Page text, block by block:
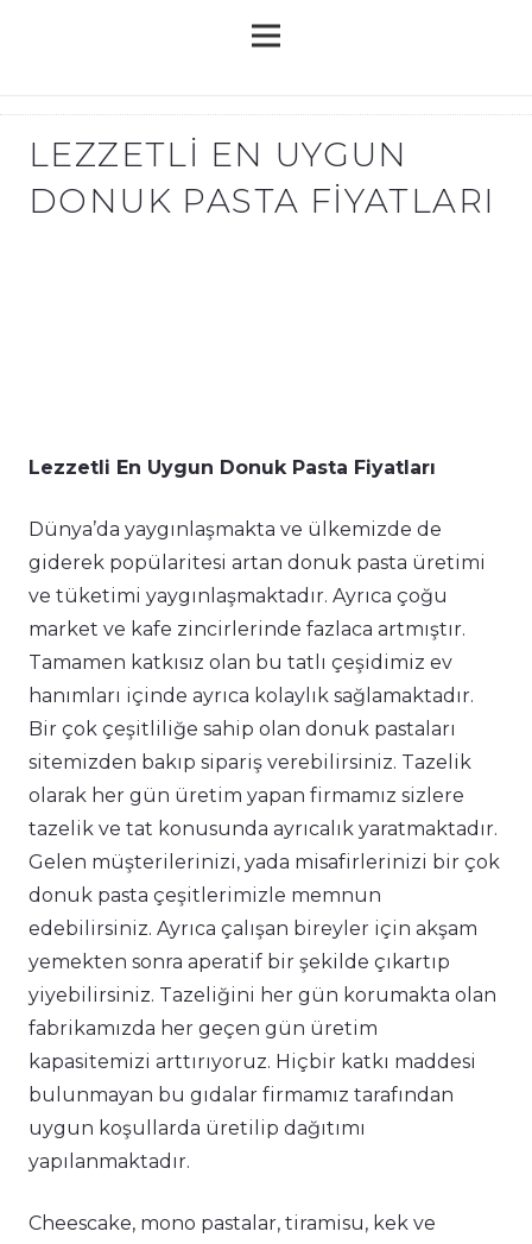
LEZZETLI EN UYGUN
DONUK PASTA FIYATLARI
Lezzetli En Uygun Donuk Pasta Fiyatları
Dünya’da yaygınlaşmakta ve ülkemizde de
giderek popülaritesi artan donuk pasta üretimi
ve tüketimi yaygınlaşmaktadır. Ayrıca çoğu
market ve kafe zincirlerinde fazlaca artmıştır.
Tamamen katkısız olan bu tatlı çeşidimiz ev
hanımları içinde ayrıca kolaylık sağlamaktadır.
Bir çok çeşitliliğe sahip olan donuk pastaları
sitemizden bakıp sipariş verebilirsiniz. Tazelik
olarak her gün üretim yapan firmamız sizlere
tazelik ve tat konusunda ayrıcalık yaratmaktadır.
Gelen müşterilerinizi, yada misafirlerinizi bir çok
donuk pasta çeşitlerimizle memnun
edebilirsiniz. Ayrıca çalışan bireyler için akşam
yemekten sonra aperatif bir şekilde çıkartıp
yiyebilirsiniz. Tazeliğini her gün korumakta olan
fabrikamızda her geçen gün üretim
kapasitemizi arttırıyoruz. Hiçbir katkı maddesi
bulunmayan bu gıdalar firmamız tarafından
uygun koşullarda üretilip dağıtımı
yapılanmaktadır.
Cheescake, mono pastalar, tiramisu, kek ve